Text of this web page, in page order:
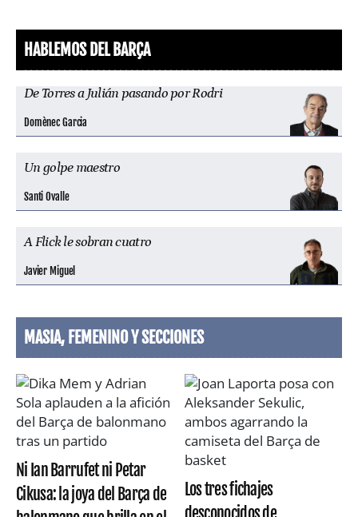
HABLEMOS DEL BARÇA
De Torres a Julián pasando por Rodri
Domènec Garcia
Un golpe maestro
Santi Ovalle
A Flick le sobran cuatro
Javier Miguel
MASIA, FEMENINO Y SECCIONES
Ni Ian Barrufet ni Petar
Cikusa: la joya del Barça de
Los tres fichajes